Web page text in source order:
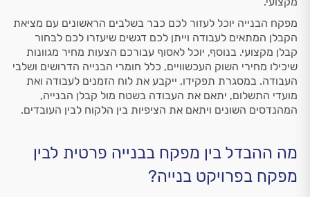
מפקח הבנייה יוכל לעזור לכם כבר בשלבים הראשונים עם מציאת
הקבלן המתאים לעבודה וייתן לכם דגשים שיעזרו לכם לבחור
קבלן מקצועי. בנוסף, יוכל לאסוף עבורכם הצעות מחיר מגוונות
שיכילו מחירי השוק העכשוויים, כלל חומרי הבנייה הדרושים ושלבי
העבודה. במסגרת תפקידו, ייקבע את לוח הזמנים לעבודה ואת
מועדי התשלום, יתאם את העבודה בשטח מול קבלן הבנייה,
המהנדסים השונים ויתאם את הציפיות בין הלקוח לבין העובדים.
מה ההבדל בין מפקח בבנייה פרטית לבין
מפקח בפרויקט בנייה?